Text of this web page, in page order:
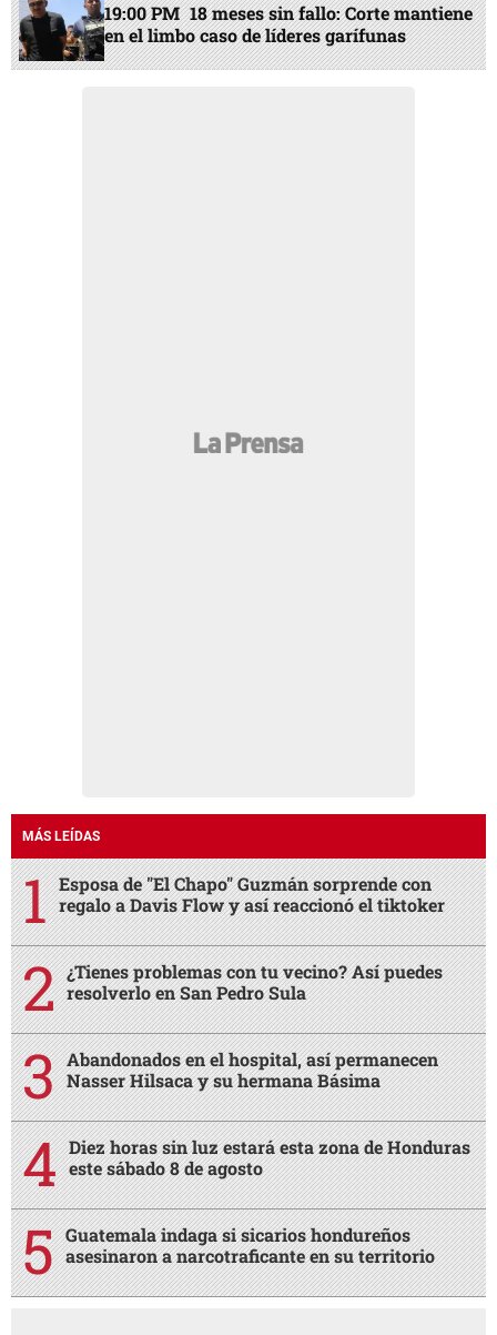
19:00 PM 18 meses sin fallo: Corte mantiene
en el limbo caso de líderes garífunas
MÁS LEÍDAS
Esposa de "El Chapo" Guzmán sorprende con
regalo a Davis Flow y así reaccionó el tiktoker
¿Tienes problemas con tu vecino? Así puedes
resolverlo en San Pedro Sula
Abandonados en el hospital, así permanecen
Nasser Hilsaca y su hermana Básima
Diez horas sin luz estará esta zona de Honduras
este sábado 8 de agosto
Guatemala indaga si sicarios hondureños
asesinaron a narcotraficante en su territorio